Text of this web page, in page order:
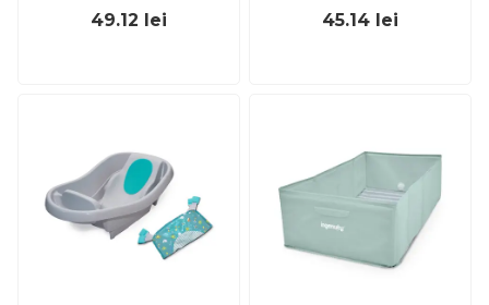
copii si adolescenti 250 ml
49.12 lei
pentru copii si adolescenti,
45.14 lei